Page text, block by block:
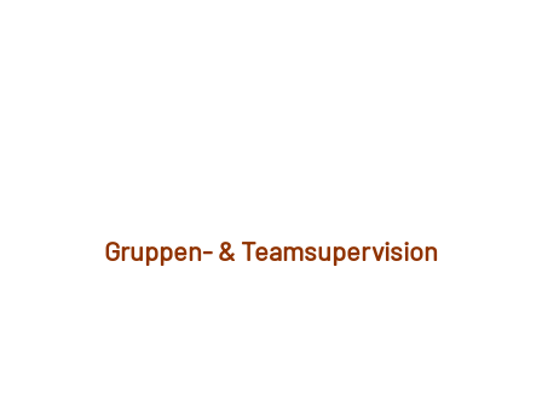
Gruppen- & Teamsupervision